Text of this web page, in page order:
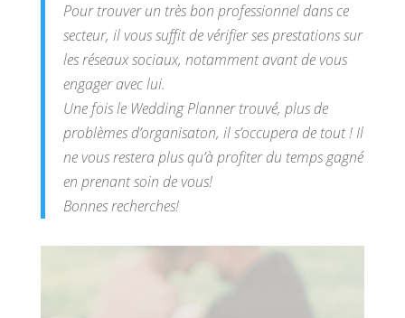
Pour trouver un très bon professionnel dans ce
secteur, il vous suffit de vérifier ses prestations sur
les réseaux sociaux, notamment avant de vous
engager avec lui.
Une fois le Wedding Planner trouvé, plus de
problèmes d’organisaton, il s’occupera de tout ! Il
ne vous restera plus qu’à profiter du temps gagné
en prenant soin de vous!
Bonnes recherches!